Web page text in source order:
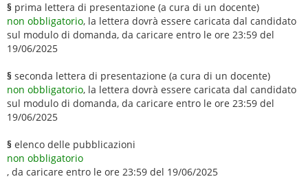
§ prima lettera di presentazione (a cura di un docente)
non obbligatorio, la lettera dovrà essere caricata dal candidato
sul modulo di domanda, da caricare entro le ore 23:59 del
19/06/2025
§ seconda lettera di presentazione (a cura di un docente)
non obbligatorio, la lettera dovrà essere caricata dal candidato
sul modulo di domanda, da caricare entro le ore 23:59 del
19/06/2025
§ elenco delle pubblicazioni
non obbligatorio
, da caricare entro le ore 23:59 del 19/06/2025